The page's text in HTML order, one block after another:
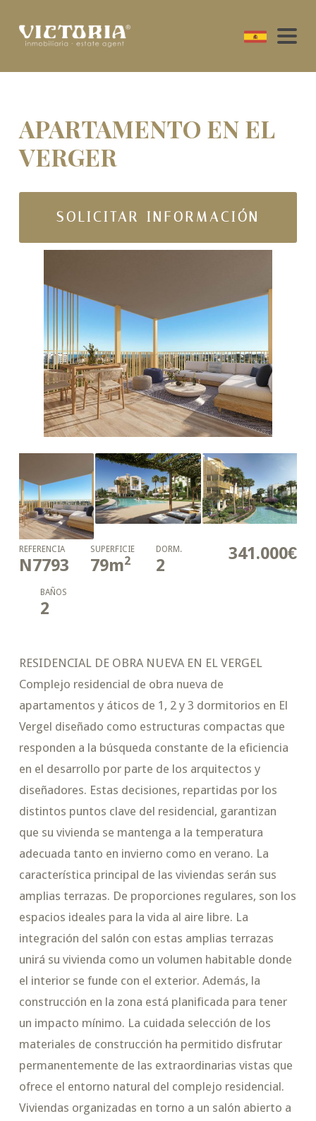
APARTAMENTO EN EL
VERGER
SOLICITAR INFORMACIÓN
341.000€
REFERENCIA
N7793
SUPERFICIE
79m2
DORM.
2
BAÑOS
2
RESIDENCIAL DE OBRA NUEVA EN EL VERGEL
Complejo residencial de obra nueva de
apartamentos y áticos de 1, 2 y 3 dormitorios en El
Vergel diseñado como estructuras compactas que
responden a la búsqueda constante de la eficiencia
en el desarrollo por parte de los arquitectos y
diseñadores. Estas decisiones, repartidas por los
distintos puntos clave del residencial, garantizan
que su vivienda se mantenga a la temperatura
adecuada tanto en invierno como en verano. La
característica principal de las viviendas serán sus
amplias terrazas. De proporciones regulares, son los
espacios ideales para la vida al aire libre. La
integración del salón con estas amplias terrazas
unirá su vivienda como un volumen habitable donde
el interior se funde con el exterior. Además, la
construcción en la zona está planificada para tener
un impacto mínimo. La cuidada selección de los
materiales de construcción ha permitido disfrutar
permanentemente de las extraordinarias vistas que
ofrece el entorno natural del complejo residencial.
Viviendas organizadas en torno a un salón abierto a